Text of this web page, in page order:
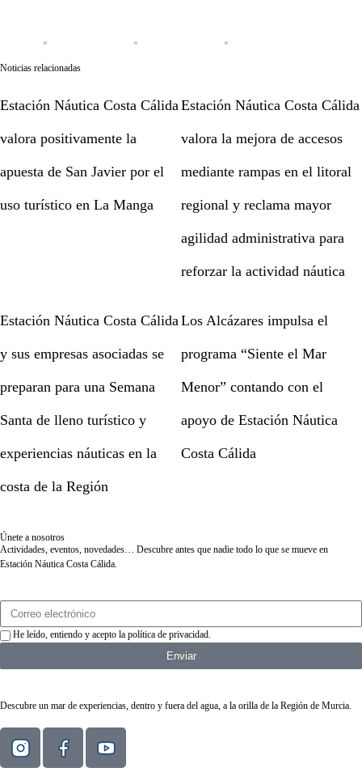
Noticias relacionadas
Estación Náutica Costa Cálida
valora positivamente la
apuesta de San Javier por el
uso turístico en La Manga
Estación Náutica Costa Cálida
valora la mejora de accesos
mediante rampas en el litoral
regional y reclama mayor
agilidad administrativa para
reforzar la actividad náutica
Estación Náutica Costa Cálida
y sus empresas asociadas se
preparan para una Semana
Santa de lleno turístico y
experiencias náuticas en la
costa de la Región
Los Alcázares impulsa el
programa “Siente el Mar
Menor” contando con el
apoyo de Estación Náutica
Costa Cálida
Únete a nosotros
Actividades, eventos, novedades… Descubre antes que nadie todo lo que se mueve en
Estación Náutica Costa Cálida.
He leído, entiendo y acepto la política de privacidad.
Enviar
Descubre un mar de experiencias, dentro y fuera del agua, a la orilla de la Región de Murcia.